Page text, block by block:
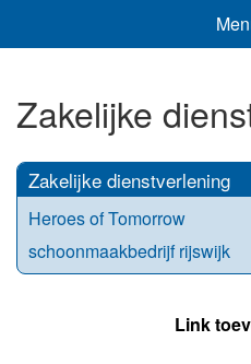
Zakelijke
Zakelijke dienstverlening
Heroes of Tomorrow
schoonmaakbedrijf rijswijk
Link